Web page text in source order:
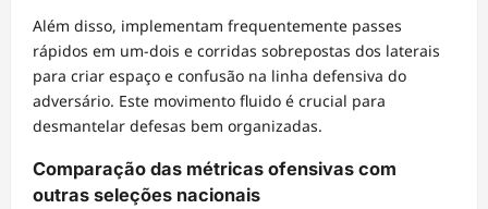
Além disso, implementam frequentemente passes
rápidos em um-dois e corridas sobrepostas dos laterais
para criar espaço e confusão na linha defensiva do
adversário. Este movimento fluido é crucial para
desmantelar defesas bem organizadas.
Comparação das métricas ofensivas com
outras seleções nacionais